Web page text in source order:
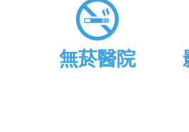
無菸醫院